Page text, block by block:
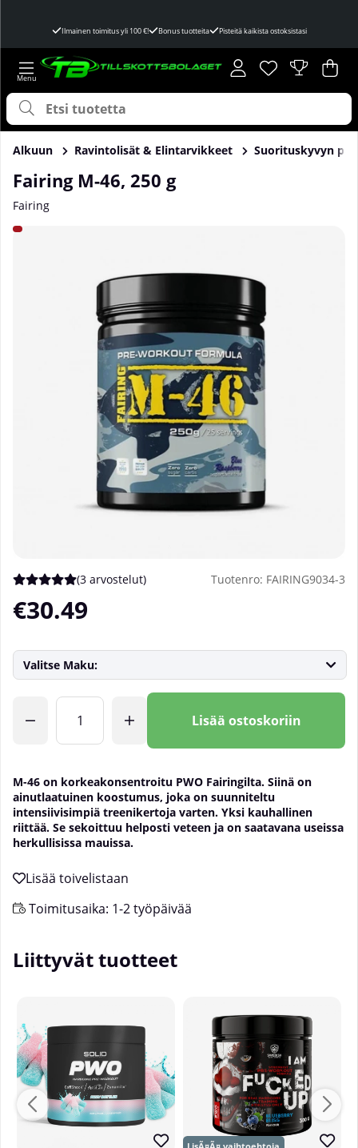
Ilmainen toimitus yli 100 €! Bonus tuotteita Pisteitä kaikista ostoksistasi
Toivelista
Lukumäärä
. .
Alkuun Ravintolisät & Elintarvikkeet Suorituskyvyn
Fairing M-46, 250 g
Fairing
Tuotekuvat Fairing M-46, 250 g
Keskiarvoluokitus 5 / 5 Arvioiden määrä 3
(3 arvostelut) Tuotenro: FAIRING9034-3
€30.49
Valitse Maku:
Lisää ostoskoriin
M-46 on korkeakonsentroitu PWO Fairingilta. Siinä on
ainutlaatuinen koostumus, joka on suunniteltu
intensiivisimpiä treenikertoja varten. Yksi kauhallinen
riittää. Se sekoittuu helposti veteen ja on saatavana useissa
herkullisissa mauissa.
Toimitusaika: 1-2 työpäivää
Liittyvät tuotteet